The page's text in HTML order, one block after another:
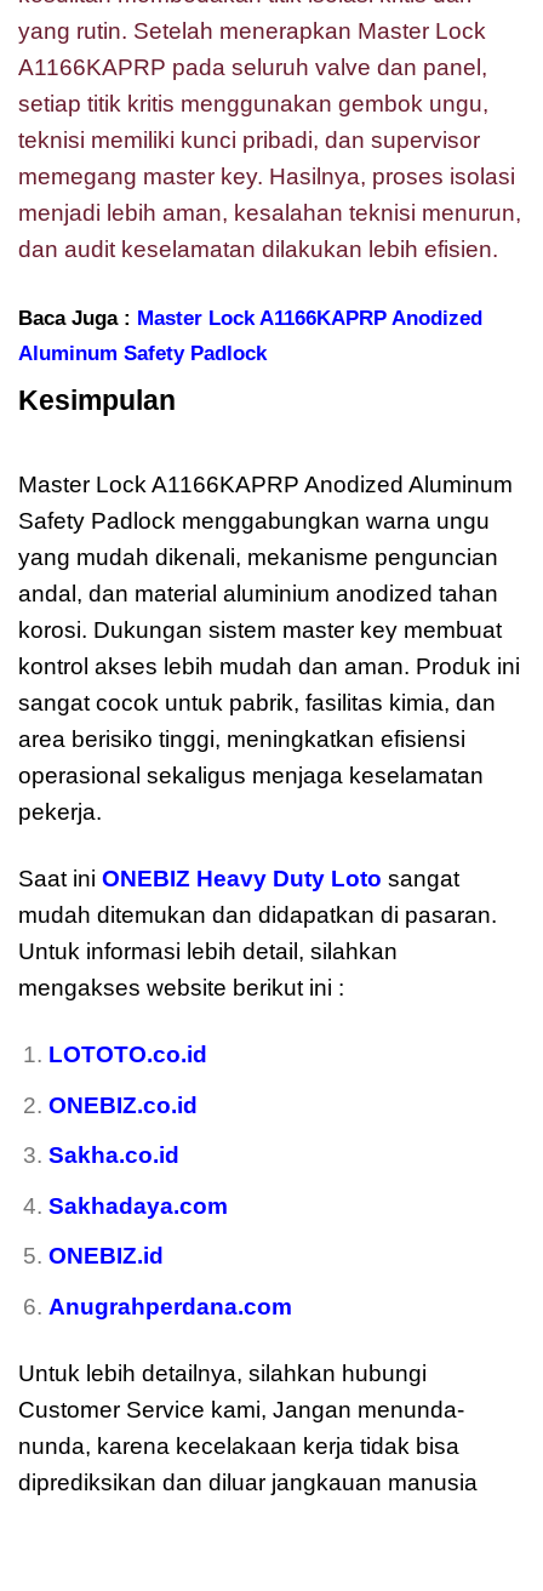
yang rutin. Setelah menerapkan Master Lock
A1166KAPRP pada seluruh valve dan panel,
setiap titik kritis menggunakan gembok ungu,
teknisi memiliki kunci pribadi, dan supervisor
memegang master key. Hasilnya, proses isolasi
menjadi lebih aman, kesalahan teknisi menurun,
dan audit keselamatan dilakukan lebih efisien.
Baca Juga : Master Lock A1166KAPRP Anodized
Aluminum Safety Padlock
Kesimpulan
Master Lock A1166KAPRP Anodized Aluminum
Safety Padlock menggabungkan warna ungu
yang mudah dikenali, mekanisme penguncian
andal, dan material aluminium anodized tahan
korosi. Dukungan sistem master key membuat
kontrol akses lebih mudah dan aman. Produk ini
sangat cocok untuk pabrik, fasilitas kimia, dan
area berisiko tinggi, meningkatkan efisiensi
operasional sekaligus menjaga keselamatan
pekerja.
Saat ini ONEBIZ Heavy Duty Loto sangat
mudah ditemukan dan didapatkan di pasaran.
Untuk informasi lebih detail, silahkan
mengakses website berikut ini :
LOTOTO.co.id
ONEBIZ.co.id
Sakha.co.id
Sakhadaya.com
ONEBIZ.id
Anugrahperdana.com
Untuk lebih detailnya, silahkan hubungi
Customer Service kami, Jangan menunda-
nunda, karena kecelakaan kerja tidak bisa
diprediksikan dan diluar jangkauan manusia